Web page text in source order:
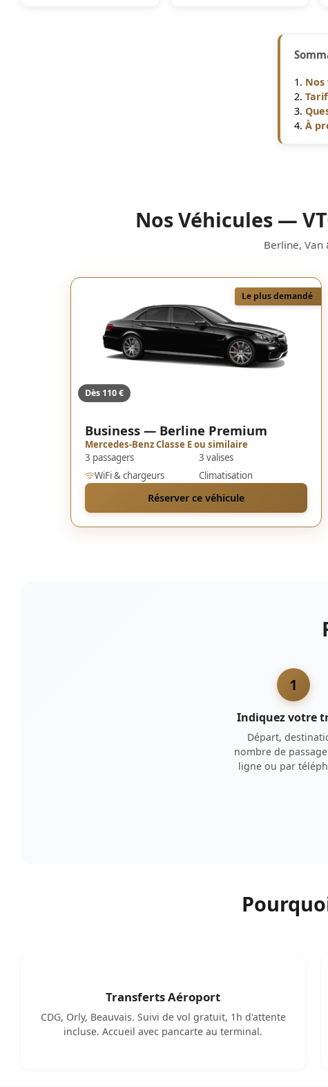
Nos
À
Nos Véhicules —
Berline,
Le plus demandé
Dès 110 €
Business — Berline Premium
Mercedes-Benz Classe E ou similaire
3 passagers
3 valises
WiFi & chargeurs
Climatisation
Réserver ce véhicule
1
Indiquez votre
Départ,
nombre de
ligne ou par
Transferts Aéroport
CDG, Orly, Beauvais. Suivi de vol gratuit, 1h d'attente
incluse. Accueil avec pancarte au terminal.